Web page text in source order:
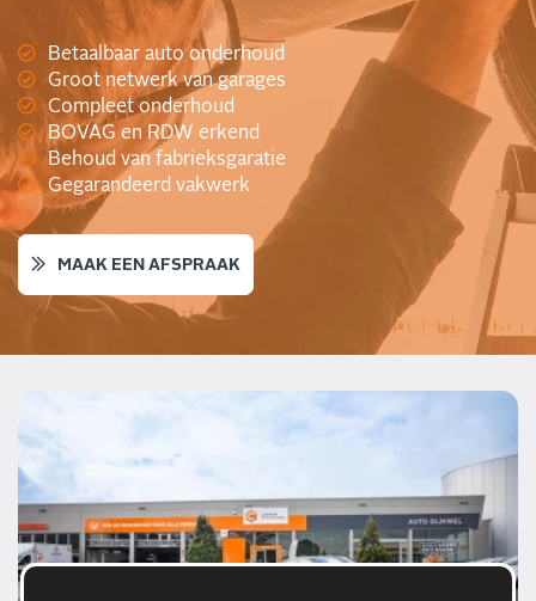
Betaalbaar auto onderhoud
Groot netwerk van garages
Compleet onderhoud
BOVAG en RDW erkend
Behoud van fabrieksgaratie
Gegarandeerd vakwerk
MAAK EEN AFSPRAAK